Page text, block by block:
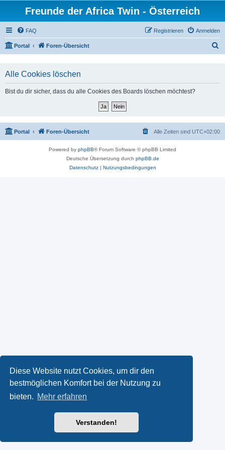
Diese Website nutzt Cookies, um dir den
bestmöglichen Komfort bei der Nutzung zu
bieten. Mehr erfahren
Verstanden!
Freunde der Africa Twin - Österreich
FAQ Anmelden
Registrieren
Portal Foren-Übersicht
Alle Cookies löschen
Bist du dir sicher, dass du alle Cookies des Boards löschen möchtest?
Portal Foren-Übersicht Alle Zeiten sind UTC+02:00
Powered by phpBB® Forum Software © phpBB Limited
Deutsche Übersetzung durch phpBB.de
Datenschutz| Nutzungsbedingungen